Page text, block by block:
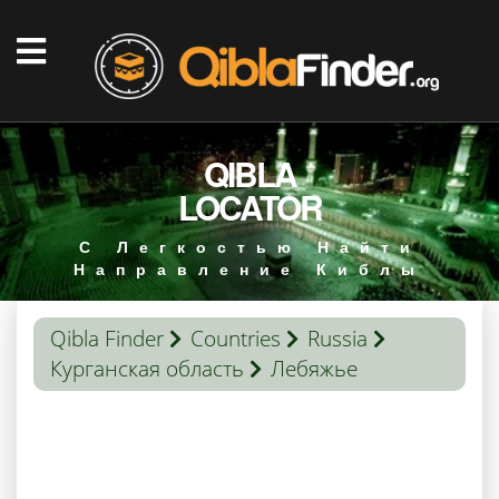
QIBLA
LOCATOR
С Легкостью Найти
Направление Киблы
Qibla Finder Countries
Russia
Курганская область
Лебяжье